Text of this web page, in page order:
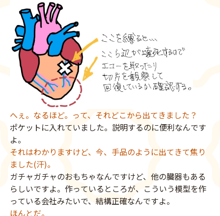
へぇ。なるほど。って、それどこから出てきました？
ポケットに入れていました。説明するのに便利なんです
よ。
それはわかりますけど、今、手品のように出てきて焦り
ました(汗)。
ガチャガチャのおもちゃなんですけど、他の臓器もある
らしいですよ。作っているところが、こういう模型を作
っている会社みたいで、結構正確なんですよ。
ほんとだ。